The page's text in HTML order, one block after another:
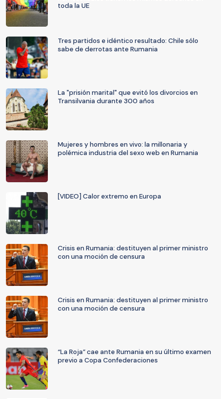
toda la UE
Tres partidos e idéntico resultado: Chile sólo
sabe de derrotas ante Rumania
La "prisión marital" que evitó los divorcios en
Transilvania durante 300 años
Mujeres y hombres en vivo: la millonaria y
polémica industria del sexo web en Rumania
[VIDEO] Calor extremo en Europa
Crisis en Rumania: destituyen al primer ministro
con una moción de censura
Crisis en Rumania: destituyen al primer ministro
con una moción de censura
“La Roja” cae ante Rumania en su último examen
previo a Copa Confederaciones